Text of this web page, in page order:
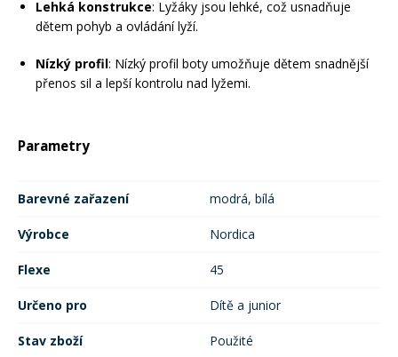
Lehká konstrukce: Lyžáky jsou lehké, což usnadňuje
dětem pohyb a ovládání lyží.
Nízký profil: Nízký profil boty umožňuje dětem snadnější
přenos sil a lepší kontrolu nad lyžemi.
Parametry
Barevné zařazení modrá, bílá
Výrobce Nordica
Flexe 45
Určeno pro Dítě a junior
Stav zboží Použité